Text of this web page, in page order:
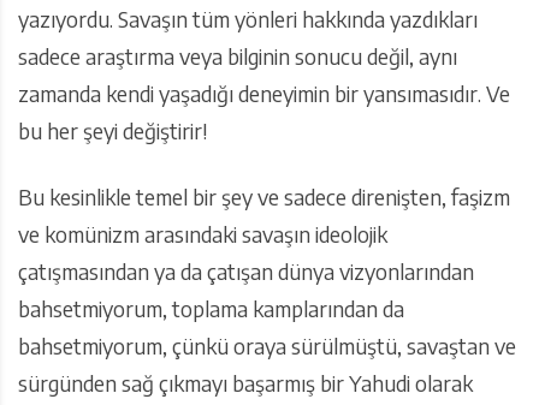
yazıyordu. Savaşın tüm yönleri hakkında yazdıkları
sadece araştırma veya bilginin sonucu değil, aynı
zamanda kendi yaşadığı deneyimin bir yansımasıdır. Ve
bu her şeyi değiştirir!
Bu kesinlikle temel bir şey ve sadece direnişten, faşizm
ve komünizm arasındaki savaşın ideolojik
çatışmasından ya da çatışan dünya vizyonlarından
bahsetmiyorum, toplama kamplarından da
bahsetmiyorum, çünkü oraya sürülmüştü, savaştan ve
sürgünden sağ çıkmayı başarmış bir Yahudi olarak